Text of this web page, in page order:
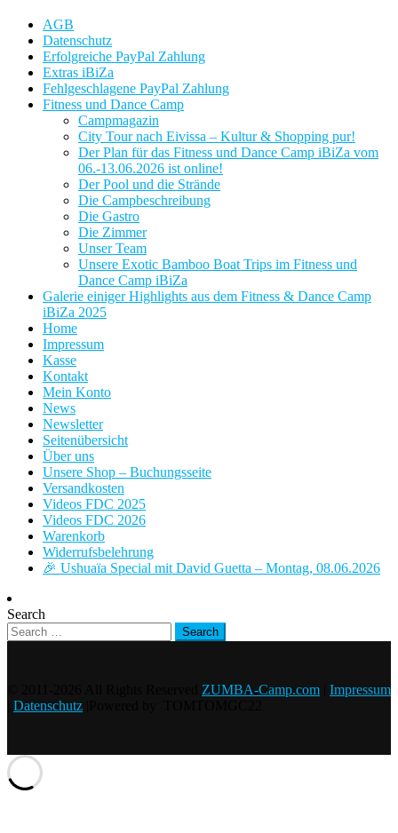
AGB
Datenschutz
Erfolgreiche PayPal Zahlung
Extras iBiZa
Fehlgeschlagene PayPal Zahlung
Fitness und Dance Camp
Campmagazin
City Tour nach Eivissa – Kultur & Shopping pur!
Der Plan für das Fitness und Dance Camp iBiZa vom
06.-13.06.2026 ist online!
Der Pool und die Strände
Die Campbeschreibung
Die Gastro
Die Zimmer
Unser Team
Unsere Exotic Bamboo Boat Trips im Fitness und
Dance Camp iBiZa
Galerie einiger Highlights aus dem Fitness & Dance Camp
iBiZa 2025
Home
Impressum
Kasse
Kontakt
Mein Konto
News
Newsletter
Seitenübersicht
Über uns
Unsere Shop – Buchungsseite
Versandkosten
Videos FDC 2025
Videos FDC 2026
Warenkorb
Widerrufsbelehrung
🎉 Ushuaïa Special mit David Guetta – Montag, 08.06.2026
Search
ZUMBA-Camp.com
Impressum
Datenschutz